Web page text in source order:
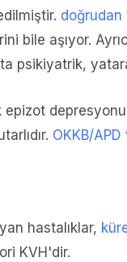
doğrudan
bile aşıyor.
psikiyatrik,
epizot
OKKB/
hastalıklar,
KVH'dir.